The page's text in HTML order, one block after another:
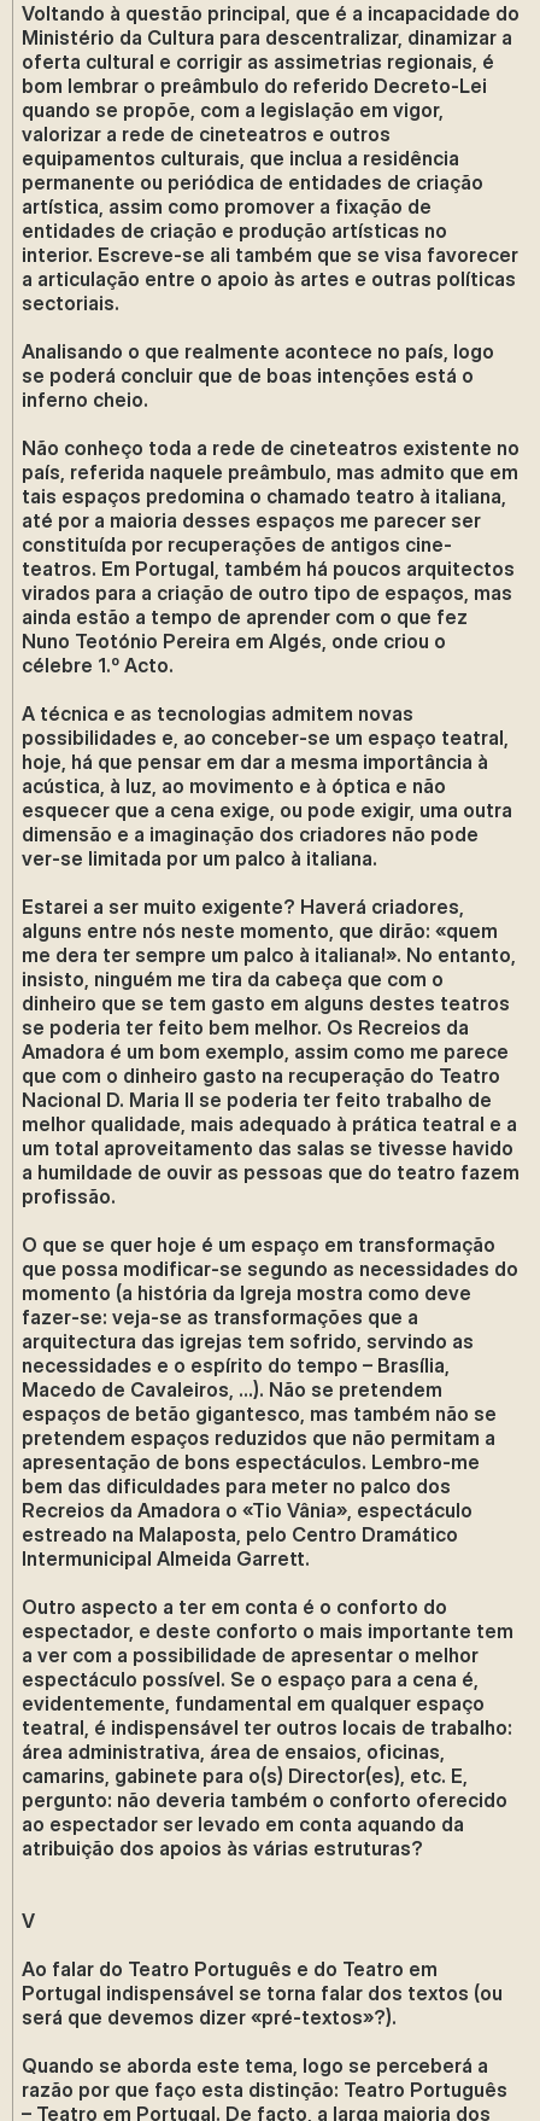
Voltando à questão principal, que é a incapacidade do
Ministério da Cultura para descentralizar, dinamizar a
oferta cultural e corrigir as assimetrias regionais, é
bom lembrar o preâmbulo do referido Decreto-Lei
quando se propõe, com a legislação em vigor,
valorizar a rede de cineteatros e outros
equipamentos culturais, que inclua a residência
permanente ou periódica de entidades de criação
artística, assim como promover a fixação de
entidades de criação e produção artísticas no
interior. Escreve-se ali também que se visa favorecer
a articulação entre o apoio às artes e outras políticas
sectoriais.
Analisando o que realmente acontece no país, logo
se poderá concluir que de boas intenções está o
inferno cheio.
Não conheço toda a rede de cineteatros existente no
país, referida naquele preâmbulo, mas admito que em
tais espaços predomina o chamado teatro à italiana,
até por a maioria desses espaços me parecer ser
constituída por recuperações de antigos cine-
teatros. Em Portugal, também há poucos arquitectos
virados para a criação de outro tipo de espaços, mas
ainda estão a tempo de aprender com o que fez
Nuno Teotónio Pereira em Algés, onde criou o
célebre 1.º Acto.
A técnica e as tecnologias admitem novas
possibilidades e, ao conceber-se um espaço teatral,
hoje, há que pensar em dar a mesma importância à
acústica, à luz, ao movimento e à óptica e não
esquecer que a cena exige, ou pode exigir, uma outra
dimensão e a imaginação dos criadores não pode
ver-se limitada por um palco à italiana.
Estarei a ser muito exigente? Haverá criadores,
alguns entre nós neste momento, que dirão: «quem
me dera ter sempre um palco à italiana!». No entanto,
insisto, ninguém me tira da cabeça que com o
dinheiro que se tem gasto em alguns destes teatros
se poderia ter feito bem melhor. Os Recreios da
Amadora é um bom exemplo, assim como me parece
que com o dinheiro gasto na recuperação do Teatro
Nacional D. Maria II se poderia ter feito trabalho de
melhor qualidade, mais adequado à prática teatral e a
um total aproveitamento das salas se tivesse havido
a humildade de ouvir as pessoas que do teatro fazem
profissão.
O que se quer hoje é um espaço em transformação
que possa modificar-se segundo as necessidades do
momento (a história da Igreja mostra como deve
fazer-se: veja-se as transformações que a
arquitectura das igrejas tem sofrido, servindo as
necessidades e o espírito do tempo – Brasília,
Macedo de Cavaleiros, ...). Não se pretendem
espaços de betão gigantesco, mas também não se
pretendem espaços reduzidos que não permitam a
apresentação de bons espectáculos. Lembro-me
bem das dificuldades para meter no palco dos
Recreios da Amadora o «Tio Vânia», espectáculo
estreado na Malaposta, pelo Centro Dramático
Intermunicipal Almeida Garrett.
Outro aspecto a ter em conta é o conforto do
espectador, e deste conforto o mais importante tem
a ver com a possibilidade de apresentar o melhor
espectáculo possível. Se o espaço para a cena é,
evidentemente, fundamental em qualquer espaço
teatral, é indispensável ter outros locais de trabalho:
área administrativa, área de ensaios, oficinas,
camarins, gabinete para o(s) Director(es), etc. E,
pergunto: não deveria também o conforto oferecido
ao espectador ser levado em conta aquando da
atribuição dos apoios às várias estruturas?
V
Ao falar do Teatro Português e do Teatro em
Portugal indispensável se torna falar dos textos (ou
será que devemos dizer «pré-textos»?).
Quando se aborda este tema, logo se perceberá a
razão por que faço esta distinção: Teatro Português
– Teatro em Portugal. De facto, a larga maioria dos